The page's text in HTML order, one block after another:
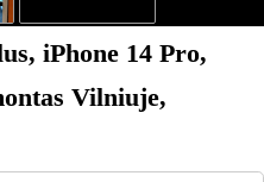
iPhone 14 Pro,
Vilniuje,